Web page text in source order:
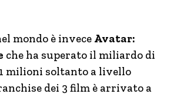
mondo è invece Avatar:
che ha superato il miliardo di
milioni soltanto a livello
dei 3 film è arrivato a